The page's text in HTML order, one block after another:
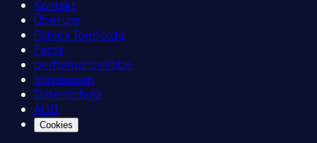
Kontakt
Über uns
Patrick Tomforde
Facts
performanceliebe
Impressum
Datenschutz
AGB
Cookies